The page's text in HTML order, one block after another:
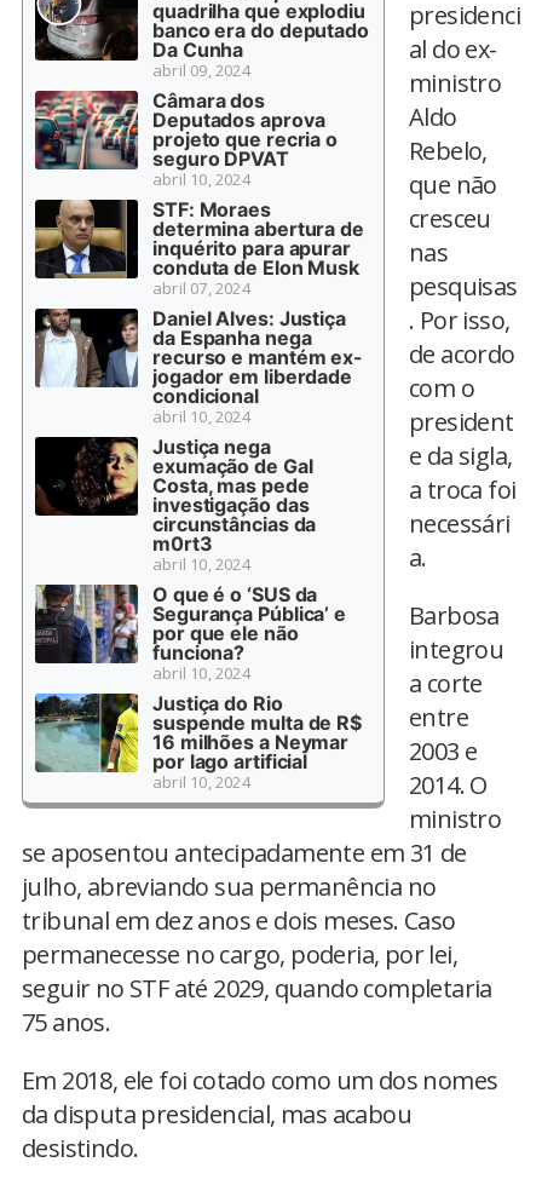
quadrilha que explodiu
banco era do deputado
Da Cunha
abril 09, 2024
Câmara dos
Deputados aprova
projeto que recria o
seguro DPVAT
abril 10, 2024
STF: Moraes
determina abertura de
inquérito para apurar
conduta de Elon Musk
abril 07, 2024
Daniel Alves: Justiça
da Espanha nega
recurso e mantém ex-
jogador em liberdade
condicional
abril 10, 2024
Justiça nega
exumação de Gal
Costa, mas pede
investigação das
circunstâncias da
m0rt3
abril 10, 2024
O que é o ‘SUS da
Segurança Pública’ e
por que ele não
funciona?
abril 10, 2024
Justiça do Rio
suspende multa de R$
16 milhões a Neymar
por lago artificial
abril 10, 2024
presidenci
al do ex-
ministro
Aldo
Rebelo,
que não
cresceu
nas
pesquisas
. Por isso,
de acordo
com o
president
e da sigla,
a troca foi
necessári
a.
Barbosa
integrou
a corte
entre
2003 e
2014. O
ministro
se aposentou antecipadamente em 31 de
julho, abreviando sua permanência no
tribunal em dez anos e dois meses. Caso
permanecesse no cargo, poderia, por lei,
seguir no STF até 2029, quando completaria
75 anos.
Em 2018, ele foi cotado como um dos nomes
da disputa presidencial, mas acabou
desistindo.